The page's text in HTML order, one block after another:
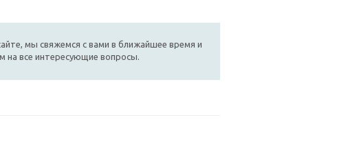
мы свяжемся с вами в ближайшее время и
на все интересующие вопросы.